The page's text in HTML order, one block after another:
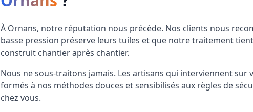
À Ornans, notre réputation nous précède. Nos clients nous
basse pression préserve leurs tuiles et que notre traitement
construit chantier après chantier.
Nous ne sous-traitons jamais. Les artisans qui interviennent
formés à nos méthodes douces et sensibilisés aux règles de
chez vous.